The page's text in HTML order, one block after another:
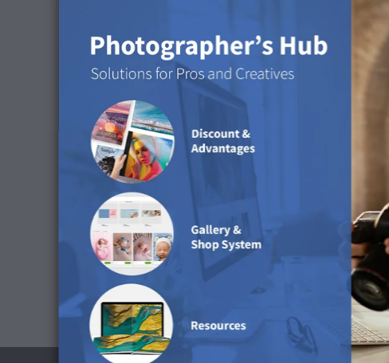
Materiale: 55 % havgenanvendt PET (rPET) og
Produktionsproces: Direkte UV-udskrivning
Farve på skrifttypen i prøvesættet: R: 23 G: 54 B:
Råd om rengøring
Du kan bruge en tør mikrofiberklud til at rengøre
Fås i følgende produkter
Dette produkt fås til fotobøger.